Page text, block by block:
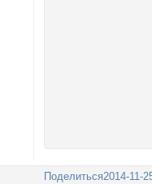
Поделиться2014-11-